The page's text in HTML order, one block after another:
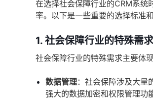
在选择社会保障行业的CRM系统
率。以下是一些重要的选择标准
1. 社会保障行业的特殊需
社会保障行业的特殊需求主要体
数据管理：社会保障涉及大量
强大的数据加密和权限管理功